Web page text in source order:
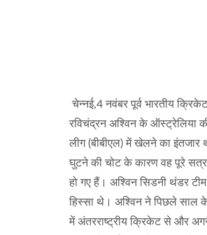
चेन्नई,4 नवंबर पूर्व भारतीय
रविचंद्रन अश्विन के ऑस्ट्रेलिया
लीग (बीबीएल) में खेलने का इंतजार
घुटने की चोट के कारण वह पूरे
हो गए हैं। अश्विन सिडनी थंडर
हिस्सा थे। अश्विन ने पिछले साल
में अंतरराष्ट्रीय क्रिकेट से और